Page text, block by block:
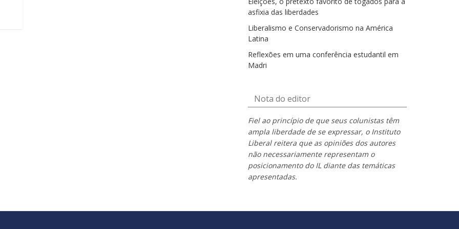
asfixia das liberdades
Liberalismo e Conservadorismo na América
Latina
Reflexões em uma conferência estudantil em
Madri
Nota do editor
Fiel ao princípio de que seus colunistas têm
ampla liberdade de se expressar, o Instituto
Liberal reitera que as opiniões dos autores
não necessariamente representam o
posicionamento do IL diante das temáticas
apresentadas.